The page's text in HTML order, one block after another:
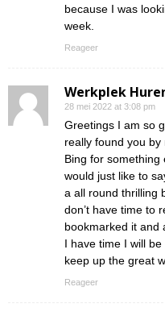
because I was
week.
Reageer
Werkplek
28 mei 2022 at 3:08 pm
Greetings I am so
really found you
Bing for something
would just like to
a all round thrilling
don’t have time to
bookmarked it and
I have time I will
keep up the great
Reageer